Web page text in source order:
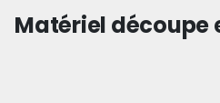
Matériel découpe